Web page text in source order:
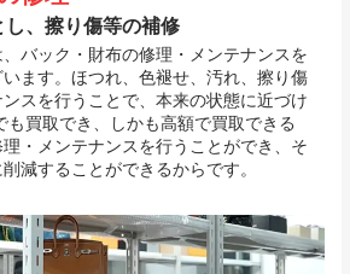
、擦り傷等の補修
バック・財布の修理・メンテナンスを
ます。ほつれ、色褪せ、汚れ、擦り傷
スを行うことで、本来の状態に近づけ
も買取でき、しかも高額で買取できる
・メンテナンスを行うことができ、そ
減することができるからです。